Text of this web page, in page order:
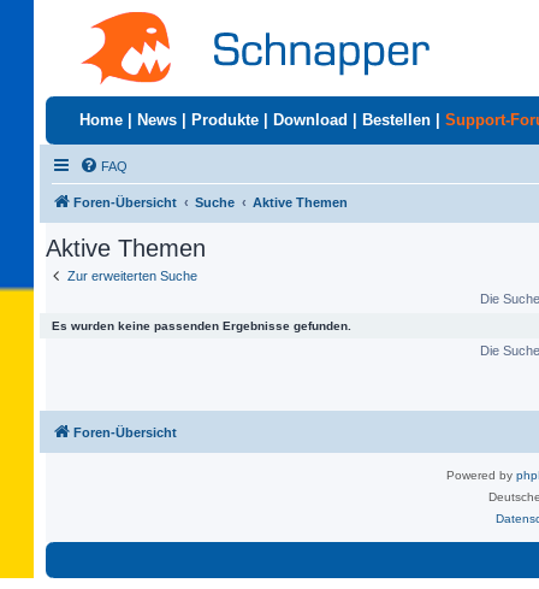
Home News Produkte Download Bestellen Support-
FAQ
Foren-Übersicht Suche Aktive Themen
Aktive Themen
Zur erweiterten Suche
Die
Es wurden keine passenden Ergebnisse gefunden.
Die
Foren-Übersicht
Powered by